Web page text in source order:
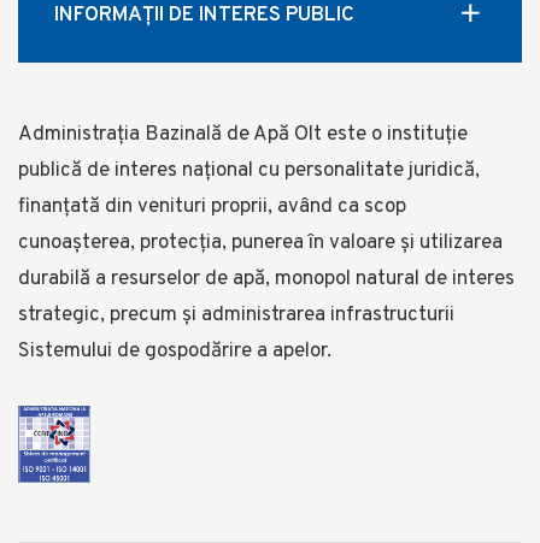
INFORMAȚII DE INTERES PUBLIC
Administrația Bazinală de Apă Olt este o instituție
publică de interes național cu personalitate juridică,
finanțată din venituri proprii, având ca scop
cunoașterea, protecția, punerea în valoare și utilizarea
durabilă a resurselor de apă, monopol natural de interes
strategic, precum și administrarea infrastructurii
Sistemului de gospodărire a apelor.